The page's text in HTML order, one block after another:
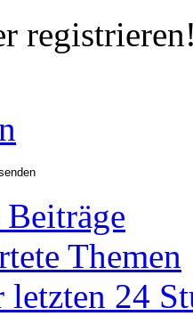
Beiträge
Themen
letzten 24